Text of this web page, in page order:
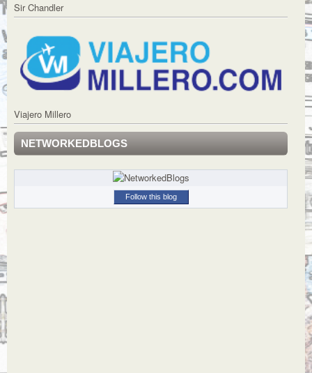
Sir Chandler
Viajero Millero
NETWORKEDBLOGS
Follow this blog